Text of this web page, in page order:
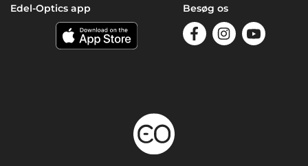
Edel-Optics app Besøg os